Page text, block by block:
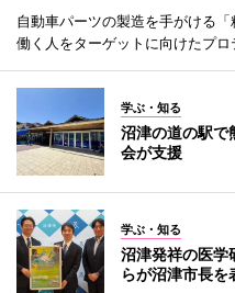
自動車パーツの製造を手がける「
働く人をターゲットに向けたプロ
学ぶ・知る
沼津の道の駅
会が支援
学ぶ・知る
沼津発祥の医
らが沼津市長を